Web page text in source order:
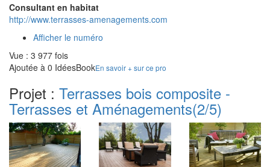
Consultant en habitat
http://www.terrasses-amenagements.com
Afficher le numéro
Vue : 3 977 fois
Ajoutée à 0 IdéesBookEn savoir + sur ce pro
Projet : Terrasses bois composite -
Terrasses et Aménagements(2/5)